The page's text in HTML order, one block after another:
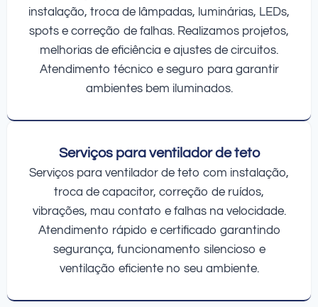
instalação, troca de lâmpadas, luminárias, LEDs,
spots e correção de falhas. Realizamos projetos,
melhorias de eficiência e ajustes de circuitos.
Atendimento técnico e seguro para garantir
ambientes bem iluminados.
Serviços para ventilador de teto
Serviços para ventilador de teto com instalação,
troca de capacitor, correção de ruídos,
vibrações, mau contato e falhas na velocidade.
Atendimento rápido e certificado garantindo
segurança, funcionamento silencioso e
ventilação eficiente no seu ambiente.